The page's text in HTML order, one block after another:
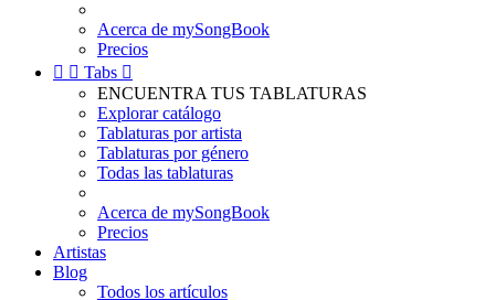
Acerca de mySongBook
Precios
  Tabs 
ENCUENTRA TUS TABLATURAS
Explorar catálogo
Tablaturas por artista
Tablaturas por género
Todas las tablaturas
Acerca de mySongBook
Precios
Artistas
Blog
Todos los artículos